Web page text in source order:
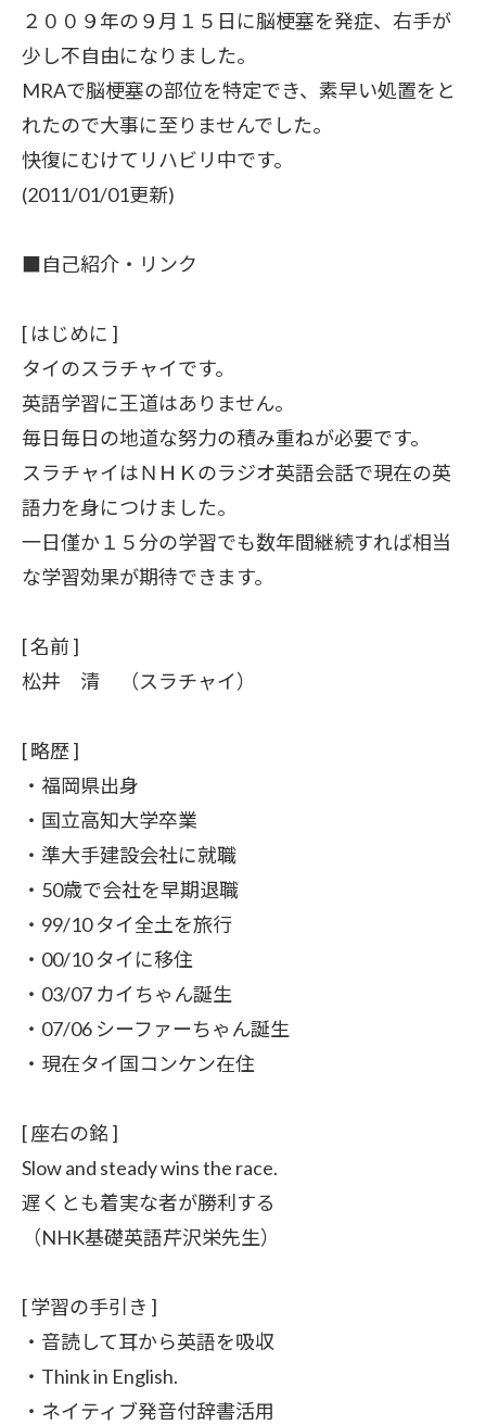
２００９年の９月１５日に脳梗塞を発症、右手が
少し不自由になりました。
MRAで脳梗塞の部位を特定でき、素早い処置をと
れたので大事に至りませんでした。
快復にむけてリハビリ中です。
(2011/01/01更新)
■自己紹介・リンク
[ はじめに ]
タイのスラチャイです。
英語学習に王道はありません。
毎日毎日の地道な努力の積み重ねが必要です。
スラチャイはＮＨＫのラジオ英語会話で現在の英
語力を身につけました。
一日僅か１５分の学習でも数年間継続すれば相当
な学習効果が期待できます。
[ 名前 ]
松井 清 （スラチャイ）
[ 略歴 ]
・福岡県出身
・国立高知大学卒業
・準大手建設会社に就職
・50歳で会社を早期退職
・99/10 タイ全土を旅行
・00/10 タイに移住
・03/07 カイちゃん誕生
・07/06 シーファーちゃん誕生
・現在タイ国コンケン在住
[ 座右の銘 ]
Slow and steady wins the race.
遅くとも着実な者が勝利する
（NHK基礎英語芹沢栄先生）
[ 学習の手引き ]
・音読して耳から英語を吸収
・Think in English.
・ネイティブ発音付辞書活用